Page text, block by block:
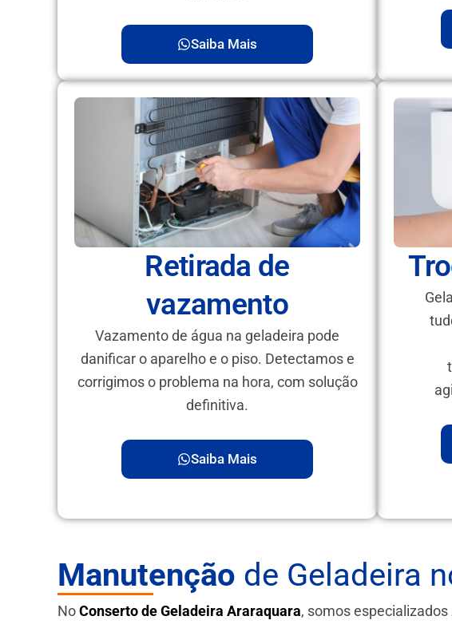
Saiba Mais
Retirada de
vazamento
Vazamento de água na geladeira pode
danificar o aparelho e o piso. Detectamos e
corrigimos o problema na hora, com solução
definitiva.
Saiba Mais
Manutenção de Geladeira
NoConserto de Geladeira Araraquara, somos